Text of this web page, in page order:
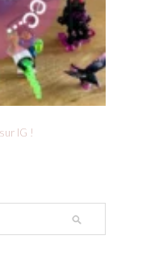
IG !